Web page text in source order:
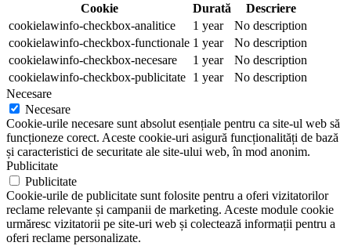
Cookie
Durată
Descriere
cookielawinfo-checkbox-analitice
1 year
No description
cookielawinfo-checkbox-functionale 1 year
No description
cookielawinfo-checkbox-necesare
1 year
No description
cookielawinfo-checkbox-publicitate 1 year
No description
Necesare
Necesare
Cookie-urile necesare sunt absolut esențiale pentru ca site-ul web să
funcționeze corect. Aceste cookie-uri asigură funcționalități de bază
și caracteristici de securitate ale site-ului web, în mod anonim.
Publicitate
Publicitate
Cookie-urile de publicitate sunt folosite pentru a oferi vizitatorilor
reclame relevante și campanii de marketing. Aceste module cookie
urmăresc vizitatorii pe site-uri web și colectează informații pentru a
oferi reclame personalizate.